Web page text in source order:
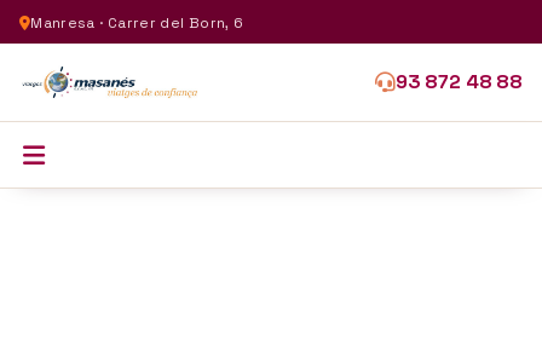
Manresa · Carrer del Born, 6
93 872 48 88